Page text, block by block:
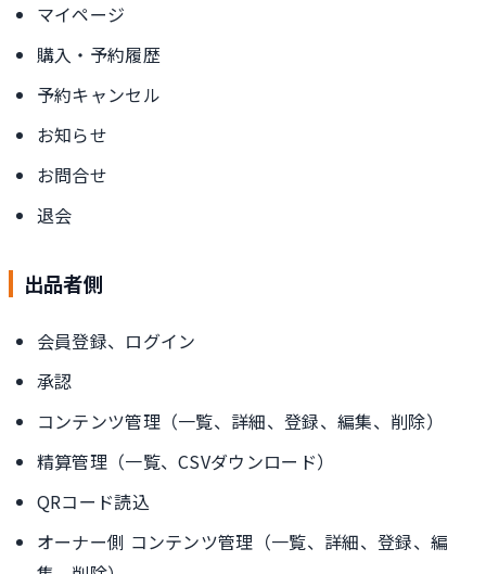
マイページ
購入・予約履歴
予約キャンセル
お知らせ
お問合せ
退会
出品者側
会員登録、ログイン
承認
コンテンツ管理（一覧、詳細、登録、編集、削除）
精算管理（一覧、CSVダウンロード）
QRコード読込
オーナー側 コンテンツ管理（一覧、詳細、登録、編